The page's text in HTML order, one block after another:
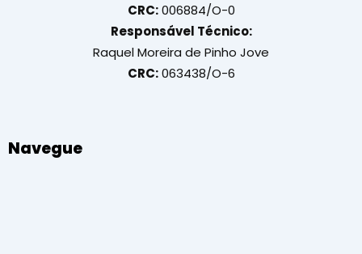
CRC:006884/O-0
Responsável Técnico:
Raquel Moreira de Pinho Jove
CRC:063438/O-6
Navegue